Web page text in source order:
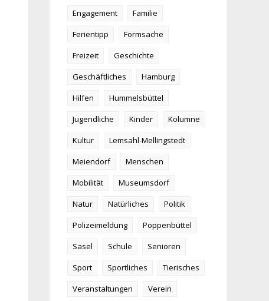
Engagement
Familie
Ferientipp
Formsache
Freizeit
Geschichte
Geschäftliches
Hamburg
Hilfen
Hummelsbüttel
Jugendliche
Kinder
Kolumne
Kultur
Lemsahl-Mellingstedt
Meiendorf
Menschen
Mobilität
Museumsdorf
Natur
Natürliches
Politik
Polizeimeldung
Poppenbüttel
Sasel
Schule
Senioren
Sport
Sportliches
Tierisches
Veranstaltungen
Verein